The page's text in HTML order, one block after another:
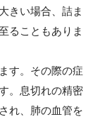
きい場合、詰ま
ることもありま
す。その際の症
。息切れの精密
れ、肺の血管を